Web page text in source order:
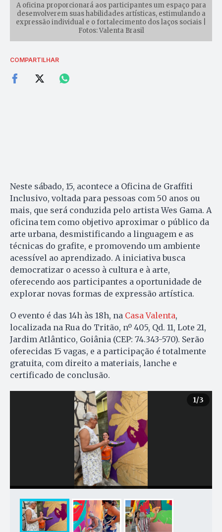
A oficina proporcionará aos participantes um espaço para
desenvolverem suas habilidades artísticas, estimulando a
expressão individual e o fortalecimento dos laços sociais |
Fotos: Valenta Brasil
COMPARTILHAR
Neste sábado, 15, acontece a Oficina de Graffiti
Inclusivo, voltada para pessoas com 50 anos ou
mais, que será conduzida pelo artista Wes Gama. A
oficina tem como objetivo aproximar o público da
arte urbana, desmistificando a linguagem e as
técnicas do grafite, e promovendo um ambiente
acessível ao aprendizado. A iniciativa busca
democratizar o acesso à cultura e à arte,
oferecendo aos participantes a oportunidade de
explorar novas formas de expressão artística.
O evento é das 14h às 18h, na Casa Valenta,
localizada na Rua do Tritão, nº 405, Qd. 11, Lote 21,
Jardim Atlântico, Goiânia (CEP: 74.343-570). Serão
oferecidas 15 vagas, e a participação é totalmente
gratuita, com direito a materiais, lanche e
certificado de conclusão.
1/3